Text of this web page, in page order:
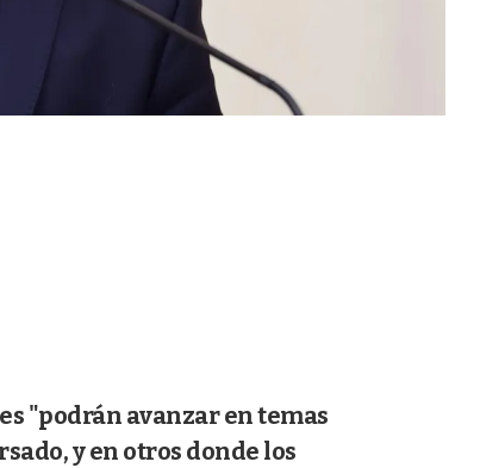
"podrán avanzar en temas
y en otros donde los